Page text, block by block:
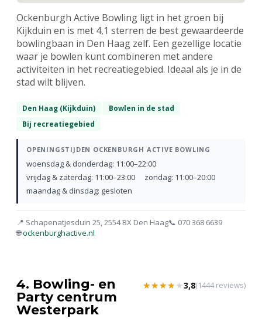
Ockenburgh Active Bowling ligt in het groen bij
Kijkduin en is met 4,1 sterren de best gewaardeerde
bowlingbaan in Den Haag zelf. Een gezellige locatie
waar je bowlen kunt combineren met andere
activiteiten in het recreatiegebied. Ideaal als je in de
stad wilt blijven.
Den Haag (Kijkduin)
Bowlen in de stad
Bij recreatiegebied
OPENINGSTIJDEN OCKENBURGH ACTIVE BOWLING
woensdag & donderdag: 11:00–22:00
vrijdag & zaterdag: 11:00–23:00
zondag: 11:00–20:00
maandag & dinsdag: gesloten
📍 Schapenatjesduin 25, 2554 BX Den Haag📞 070 368 6639
🌐ockenburghactive.nl
4. Bowling- en
Party centrum
Westerpark
★★★★★
★★★★★3,8(1444 reviews)